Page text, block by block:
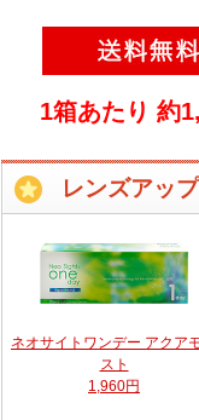
1箱あたり 約
レンズアッ
ネオサイトワンデー アクア
スト
1,960円